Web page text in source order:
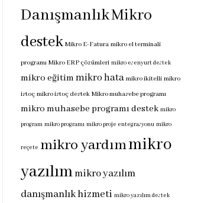
DanışmanlıkMikro
destek Mikro E-Fatura mikro el terminali
programı Mikro ERP çözümleri mikro esenyurt destek
mikro eğitimmikro hata mikro ikitelli mikro
istoç mikro istoç destek Mikro muhasebe programı
mikro muhasebe programı destek mikro
program mikro programı mikro proje entegrasyonu mikro
reçete mikro yardımmikro
yazılımmikro yazılım
danışmanlık hizmeti mikro yazılım destek